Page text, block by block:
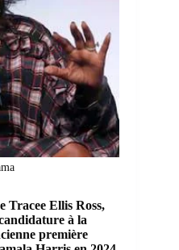
Tracee Ellis Ross,
à la
première